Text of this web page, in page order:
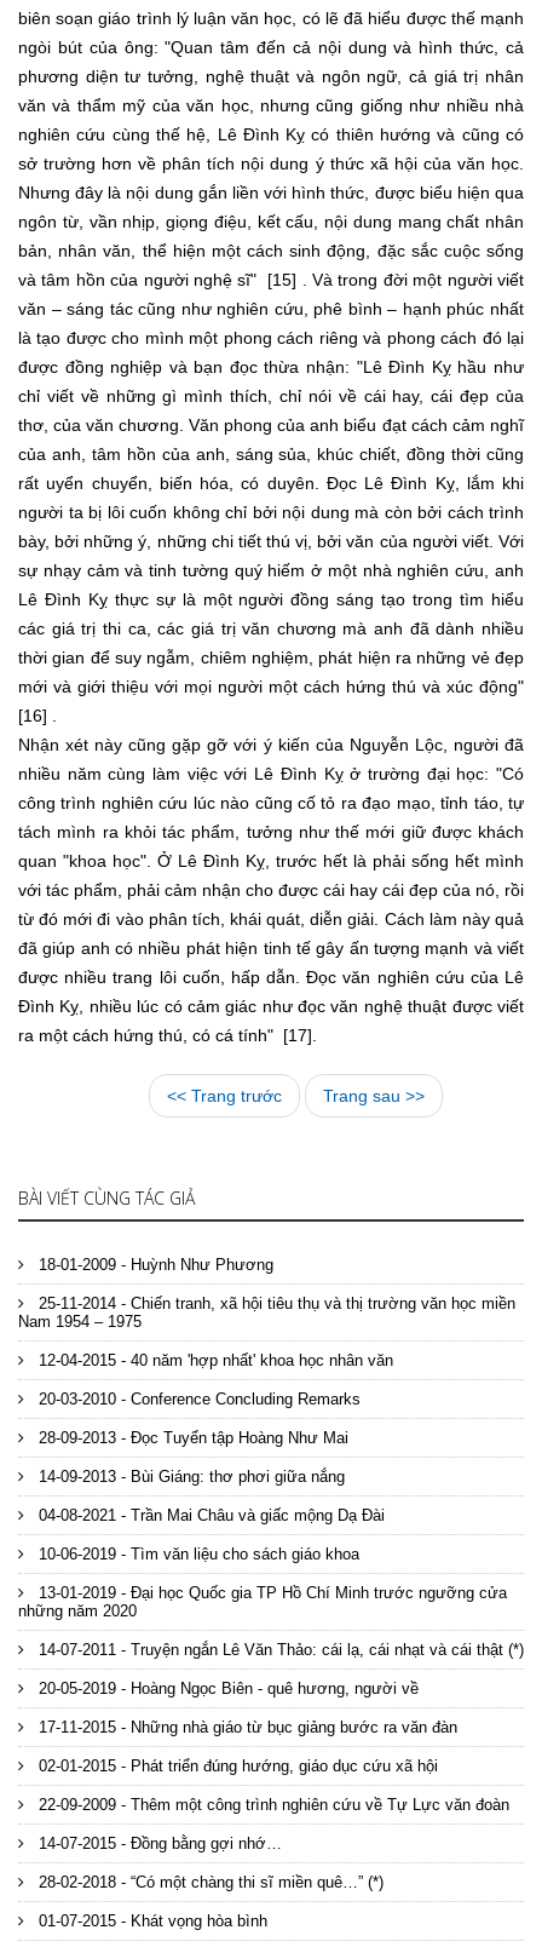
biên soạn giáo trình lý luận văn học, có lẽ đã hiểu được thế mạnh
ngòi bút của ông: "Quan tâm đến cả nội dung và hình thức, cả
phương diện tư tưởng, nghệ thuật và ngôn ngữ, cả giá trị nhân
văn và thẩm mỹ của văn học, nhưng cũng giống như nhiều nhà
nghiên cứu cùng thế hệ, Lê Đình Kỵ có thiên hướng và cũng có
sở trường hơn về phân tích nội dung ý thức xã hội của văn học.
Nhưng đây là nội dung gắn liền với hình thức, được biểu hiện qua
ngôn từ, vần nhịp, giọng điệu, kết cấu, nội dung mang chất nhân
bản, nhân văn, thể hiện một cách sinh động, đặc sắc cuộc sống
và tâm hồn của người nghệ sĩ" [15] . Và trong đời một người viết
văn – sáng tác cũng như nghiên cứu, phê bình – hạnh phúc nhất
là tạo được cho mình một phong cách riêng và phong cách đó lại
được đồng nghiệp và bạn đọc thừa nhận: "Lê Đình Kỵ hầu như
chỉ viết về những gì mình thích, chỉ nói về cái hay, cái đẹp của
thơ, của văn chương. Văn phong của anh biểu đạt cách cảm nghĩ
của anh, tâm hồn của anh, sáng sủa, khúc chiết, đồng thời cũng
rất uyển chuyển, biến hóa, có duyên. Đọc Lê Đình Kỵ, lắm khi
người ta bị lôi cuốn không chỉ bởi nội dung mà còn bởi cách trình
bày, bởi những ý, những chi tiết thú vị, bởi văn của người viết. Với
sự nhạy cảm và tinh tường quý hiếm ở một nhà nghiên cứu, anh
Lê Đình Kỵ thực sự là một người đồng sáng tạo trong tìm hiểu
các giá trị thi ca, các giá trị văn chương mà anh đã dành nhiều
thời gian để suy ngẫm, chiêm nghiệm, phát hiện ra những vẻ đẹp
mới và giới thiệu với mọi người một cách hứng thú và xúc động"
[16] .
Nhận xét này cũng gặp gỡ với ý kiến của Nguyễn Lộc, người đã
nhiều năm cùng làm việc với Lê Đình Kỵ ở trường đại học: "Có
công trình nghiên cứu lúc nào cũng cố tỏ ra đạo mạo, tỉnh táo, tự
tách mình ra khỏi tác phẩm, tưởng như thế mới giữ được khách
quan "khoa học". Ở Lê Đình Kỵ, trước hết là phải sống hết mình
với tác phẩm, phải cảm nhận cho được cái hay cái đẹp của nó, rồi
từ đó mới đi vào phân tích, khái quát, diễn giải. Cách làm này quả
đã giúp anh có nhiều phát hiện tinh tế gây ấn tượng mạnh và viết
được nhiều trang lôi cuốn, hấp dẫn. Đọc văn nghiên cứu của Lê
Đình Kỵ, nhiều lúc có cảm giác như đọc văn nghệ thuật được viết
ra một cách hứng thú, có cá tính" [17].
<< Trang trước Trang sau >>
BÀI VIẾT CÙNG TÁC GIẢ
18-01-2009 - Huỳnh Như Phương
25-11-2014 - Chiến tranh, xã hội tiêu thụ và thị trường văn học miền
Nam 1954 – 1975
12-04-2015 - 40 năm 'hợp nhất' khoa học nhân văn
20-03-2010 - Conference Concluding Remarks
28-09-2013 - Đọc Tuyển tập Hoàng Như Mai
14-09-2013 - Bùi Giáng: thơ phơi giữa nắng
04-08-2021 - Trần Mai Châu và giấc mộng Dạ Đài
10-06-2019 - Tìm văn liệu cho sách giáo khoa
13-01-2019 - Đại học Quốc gia TP Hồ Chí Minh trước ngưỡng cửa
những năm 2020
14-07-2011 - Truyện ngắn Lê Văn Thảo: cái lạ, cái nhạt và cái thật (*)
20-05-2019 - Hoàng Ngọc Biên - quê hương, người về
17-11-2015 - Những nhà giáo từ bục giảng bước ra văn đàn
02-01-2015 - Phát triển đúng hướng, giáo dục cứu xã hội
22-09-2009 - Thêm một công trình nghiên cứu về Tự Lực văn đoàn
14-07-2015 - Đồng bằng gợi nhớ…
28-02-2018 - “Có một chàng thi sĩ miền quê…” (*)
01-07-2015 - Khát vọng hòa bình